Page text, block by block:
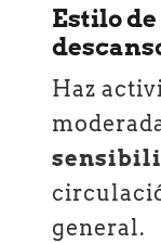
Estilo
Haz
general.